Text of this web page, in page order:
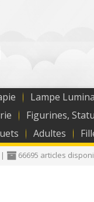
Lampe
Figurines,
Adultes
66695 articles